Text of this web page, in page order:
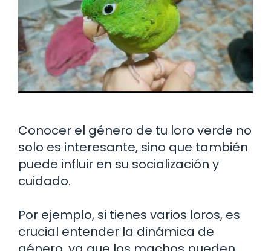
Conocer el género de tu loro verde no
solo es interesante, sino que también
puede influir en su socialización y
cuidado.
Por ejemplo, si tienes varios loros, es
crucial entender la dinámica de